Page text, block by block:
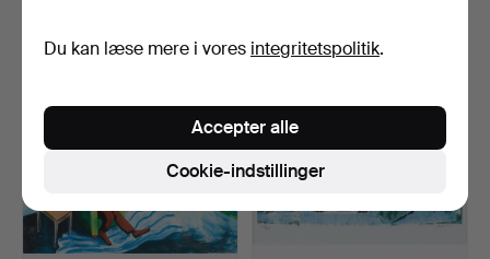
Du kan læse mere i vores integritetspolitik.
Cookie-indstillinger
Accepter alle